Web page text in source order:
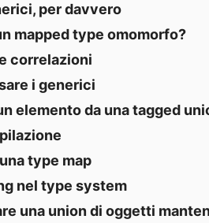
per davvero
mapped type omomorfo?
correlazioni
i generici
elemento da una tagged
type map
nel type system
una union di oggetti